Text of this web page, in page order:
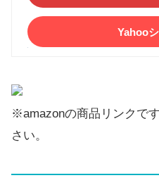
Yahoo
※amazonの商品リンクで
さい。